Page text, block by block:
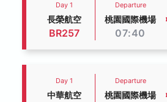
Day 1
長榮航空
BR257
Departure
桃園國際機場
07:40
Day 1
中華航空
Departure
桃園國際機場